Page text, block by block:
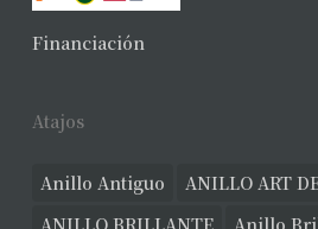
Financiación
Atajos
Anillo Antiguo
ANILLO ART